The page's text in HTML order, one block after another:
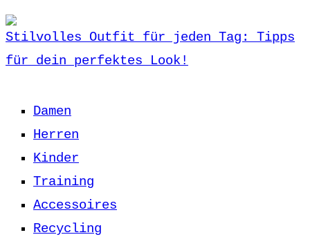
Stilvolles Outfit für jeden Tag: Tipps
für dein perfektes Look!
Damen
Herren
Kinder
Training
Accessoires
Recycling